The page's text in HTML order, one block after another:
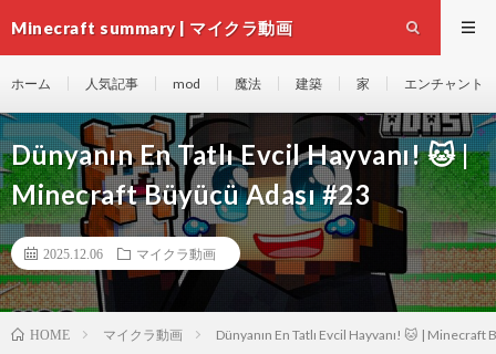
Minecraft summary | マイクラ動画
ホーム 人気記事 mod 魔法 建築 家 エンチャント
Dünyanın En Tatlı Evcil Hayvanı! 🐱 |
Minecraft Büyücü Adası #23
2025.12.06 マイクラ動画
HOME マイクラ動画 Dünyanın En Tatlı Evcil Hayvanı! 🐱 | Minecraft